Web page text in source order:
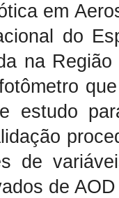
em
do
na
estudo
de
de